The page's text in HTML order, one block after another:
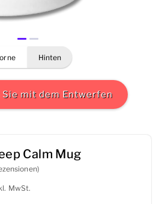
hinten
Sie mit dem Entwerfen
Calm Mug
MwSt.